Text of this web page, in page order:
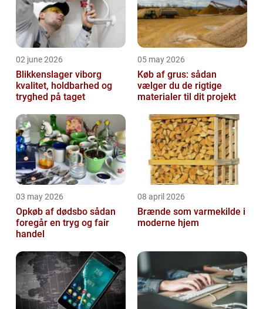
02 june 2026
Blikkenslager viborg
kvalitet, holdbarhed og
tryghed på taget
05 may 2026
Køb af grus: sådan
vælger du de rigtige
materialer til dit projekt
03 may 2026
Opkøb af dødsbo sådan
foregår en tryg og fair
handel
08 april 2026
Brænde som varmekilde i
moderne hjem